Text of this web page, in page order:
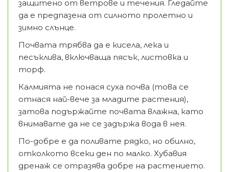
защитено от ветрове и течения. Гледайте
да е предпазена от силното пролетно и
зимно слънце.
Почвата трябва да е кисела, лека и
песъклива, включваща пясък, листовка и
торф.
Калмията не понася суха почва (това се
отнася най-вече за младите растения),
затова подържайте почвата влажна, като
внимавате да не се задържа вода в нея.
По-добре е да поливате рядко, но обилно,
отколкото всеки ден по малко. Хубавия
дренаж се отразява добре на растението.